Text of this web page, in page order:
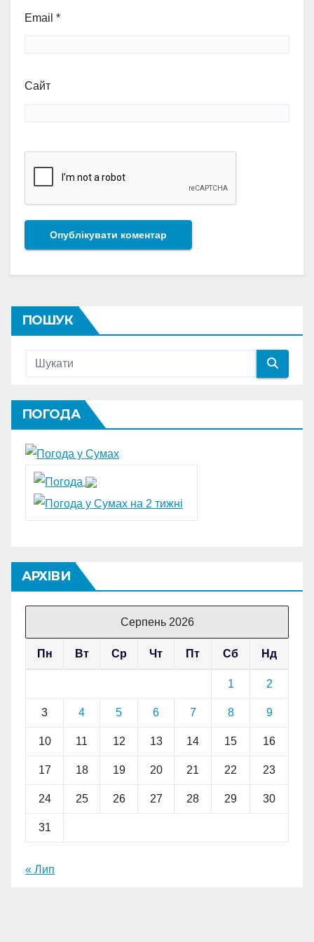
Email *
Сайт
ПОШУК
ПОГОДА
АРХІВИ
Серпень 2026
Пн Вт Ср Чт Пт Сб Нд
1 2
3 4 5 6 7 8 9
10 11 12 13 14 15 16
17 18 19 20 21 22 23
24 25 26 27 28 29 30
31
« Лип